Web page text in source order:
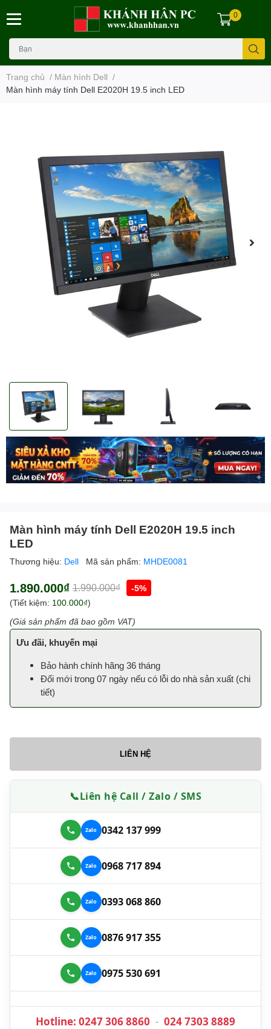
0
Trang chủ / Màn hình Dell /
Màn hình máy tính Dell E2020H 19.5 inch LED
Màn hình máy tính Dell E2020H 19.5 inch
LED
Thương hiệu: Dell Mã sản phẩm: MHDE0081
1.890.000₫ 1.990.000₫
-5%
(Tiết kiệm: 100.000₫)
(Giá sản phẩm đã bao gồm VAT)
Ưu đãi, khuyến mại
Bảo hành chính hãng 36 tháng
Đổi mới trong 07 ngày nếu có lỗi do nhà sản xuất (chi
tiết)
LIÊN HỆ
📞Liên hệ Call / Zalo / SMS
0342 137 999
0968 717 894
0393 068 860
0876 917 355
0975 530 691
Hotline: 0247 306 8860 - 024 7303 8889